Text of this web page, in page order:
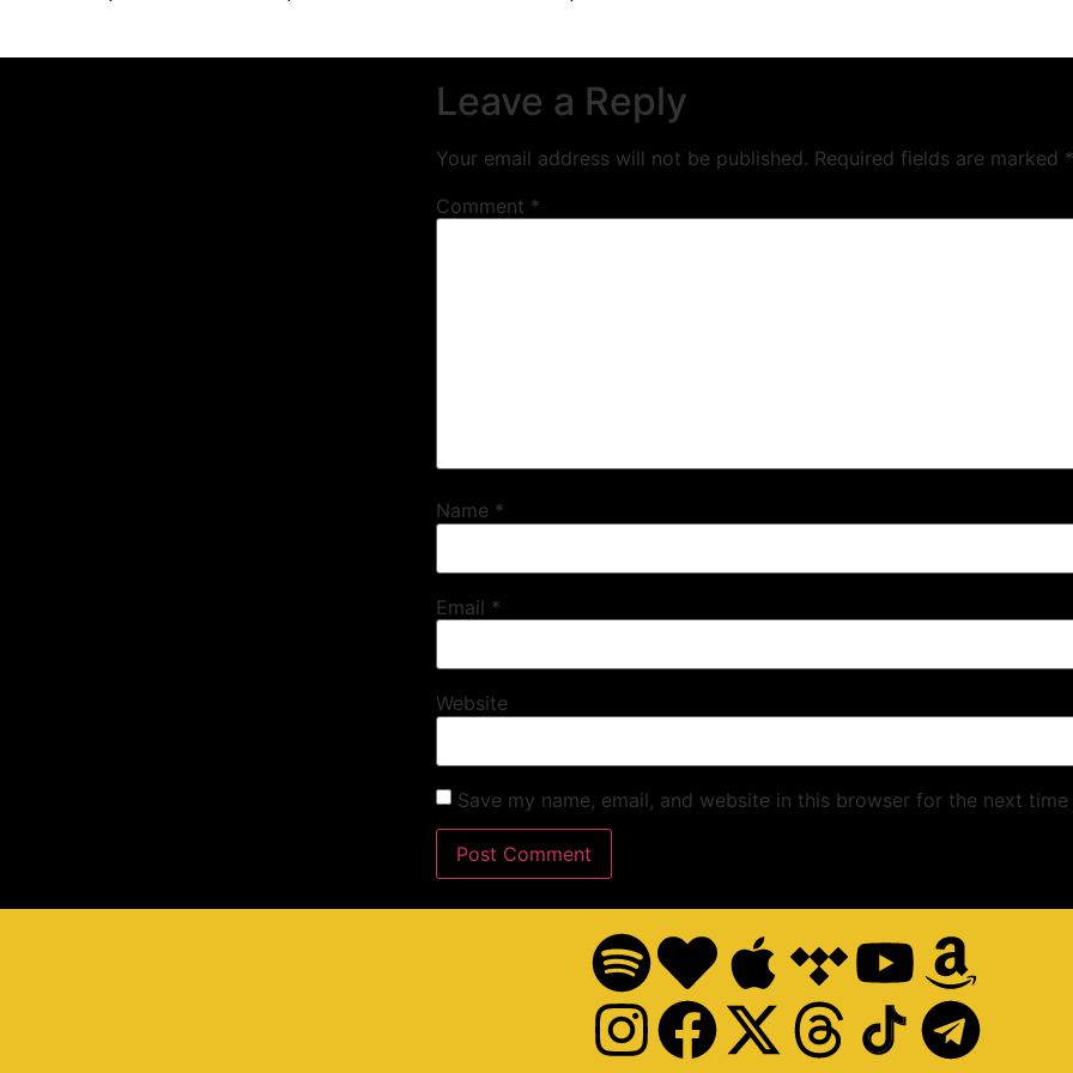
Leave a Reply
Your email address will not be published. Required fields are marked *
Comment *
Name *
Email *
Website
Save my name, email, and website in this browser for the next